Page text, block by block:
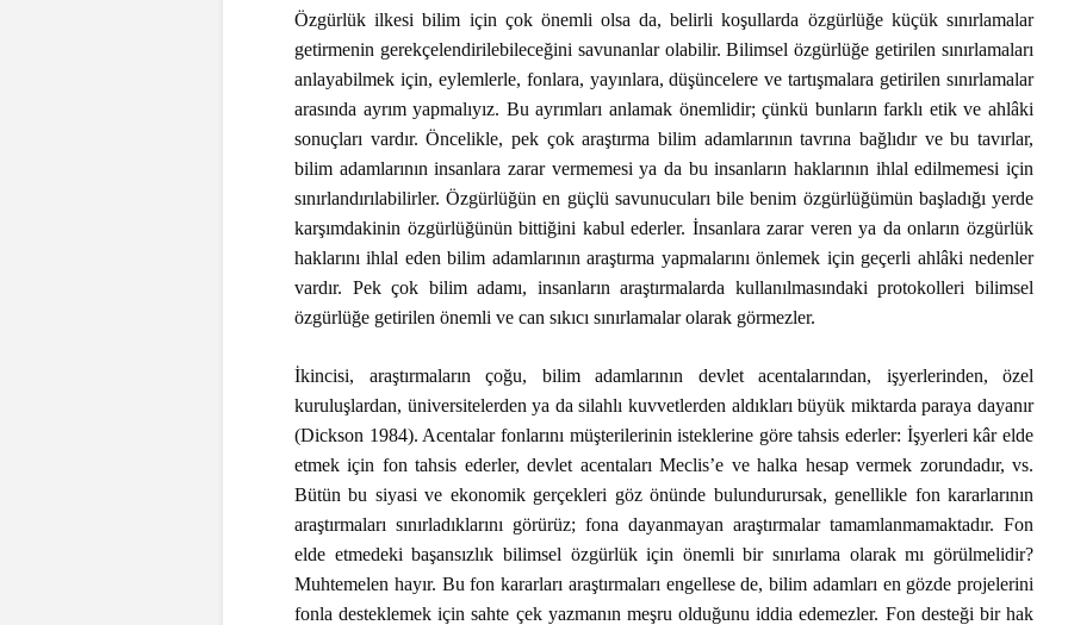
Özgürlük ilkesi bilim için çok önemli olsa da, belirli koşullarda özgürlüğe küçük sınırlamalar
getirmenin gerekçelendirilebileceğini savunanlar olabilir. Bilimsel özgürlüğe getirilen sınırlamaları
anlayabilmek için, eylemlerle, fonlara, yayınlara, düşüncelere ve tartışmalara getirilen sınırlamalar
arasında ayrım yapmalıyız. Bu ayrımları anlamak önemlidir; çünkü bunların farklı etik ve ahlâki
sonuçları vardır. Öncelikle, pek çok araştırma bilim adamlarının tavrına bağlıdır ve bu tavırlar,
bilim adamlarının insanlara zarar vermemesi ya da bu insanların haklarının ihlal edilmemesi için
sınırlandırılabilirler. Özgürlüğün en güçlü savunucuları bile benim özgürlüğümün başladığı yerde
karşımdakinin özgürlüğünün bittiğini kabul ederler. İnsanlara zarar veren ya da onların özgürlük
haklarını ihlal eden bilim adamlarının araştırma yapmalarını önlemek için geçerli ahlâki nedenler
vardır. Pek çok bilim adamı, insanların araştırmalarda kullanılmasındaki protokolleri bilimsel
özgürlüğe getirilen önemli ve can sıkıcı sınırlamalar olarak görmezler.
İkincisi, araştırmaların çoğu, bilim adamlarının devlet acentalarından, işyerlerinden, özel
kuruluşlardan, üniversitelerden ya da silahlı kuvvetlerden aldıkları büyük miktarda paraya dayanır
(Dickson 1984). Acentalar fonlarını müşterilerinin isteklerine göre tahsis ederler: İşyerleri kâr elde
etmek için fon tahsis ederler, devlet acentaları Meclis’e ve halka hesap vermek zorundadır, vs.
Bütün bu siyasi ve ekonomik gerçekleri göz önünde bulundurursak, genellikle fon kararlarının
araştırmaları sınırladıklarını görürüz; fona dayanmayan araştırmalar tamamlanmamaktadır. Fon
elde etmedeki başansızlık bilimsel özgürlük için önemli bir sınırlama olarak mı görülmelidir?
Muhtemelen hayır. Bu fon kararları araştırmaları engellese de, bilim adamları en gözde projelerini
fonla desteklemek için sahte çek yazmanın meşru olduğunu iddia edemezler. Fon desteği bir hak
‘Hayvan’ Neydi?
Ontoloji ve
Hoşnutsuzlukları
Habermas’ın
Ardından
Alexandre Kojève ve
Evrensel
Özgürleşme
Peter Singer ve Elli
Yıllık Hayvan
Hayatını Yaşamak
(Jean-Luc Godard,
1962)
İnançsız Umut: Bir
Teolojik Anlaşmazlık
Üzerine
Karl Marx Filozof
muydu?
Nasıl
Asırdır
Hiç